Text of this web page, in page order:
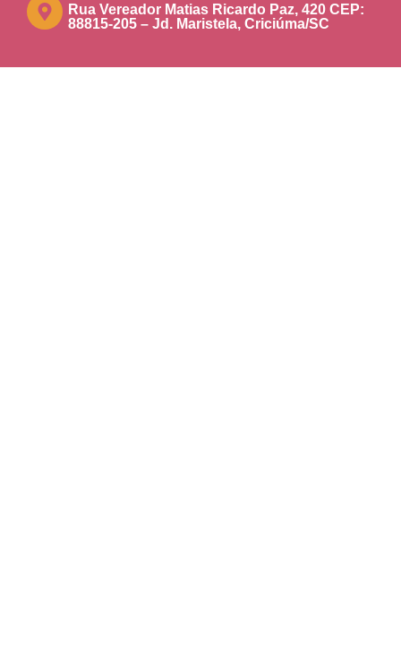
Rua Vereador Matias Ricardo Paz, 420 CEP:
88815-205 – Jd. Maristela, Criciúma/SC